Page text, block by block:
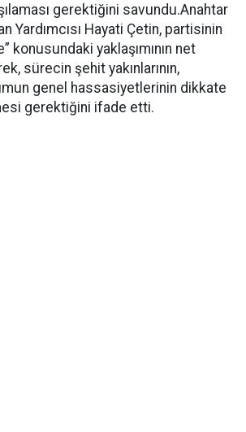
gerektiğini savundu.Anahtar
Yardımcısı Hayati Çetin, partisinin
konusundaki yaklaşımının net
sürecin şehit yakınlarının,
genel hassasiyetlerinin dikkate
gerektiğini ifade etti.